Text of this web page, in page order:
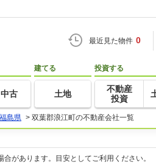
最近見た物件 0
中古
建てる
土地
投資する
不動産
投資
島県 > 双葉郡浪江町の不動産会社一覧
があります。目安としてご利用ください。